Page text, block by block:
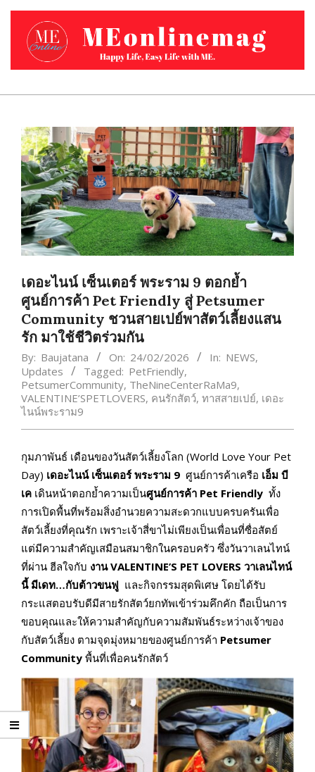
Skip
content
Primary
Menu
เดอะไนน์ เซ็นเตอร์ พระราม 9 ตอกย้ำ
ศูนย์การค้า Pet Friendly สู่ Petsumer
Community ชวนสายเปย์พาสัตว์เลี้ยงแสน
รัก มาใช้ชีวิตร่วมกัน
By: Baujatana On: 24/02/2026 In: NEWS,
Updates
Tagged: PetFriendly,
PetsumerCommunity, TheNineCenterRaMa9,
VALENTINE’SPETLOVERS, คนรักสัตว์, ทาสสายเปย์, เดอะ
ไนน์พระราม9
กุมภาพันธ์ เดือนของวันสัตว์เลี้ยงโลก (World Love Your Pet
Day) เดอะไนน์ เซ็นเตอร์ พระราม 9 ศูนย์การค้าเครือ เอ็ม บี
เค เดินหน้าตอกย้ำความเป็นศูนย์การค้า Pet Friendly ทั้ง
การเปิดพื้นที่พร้อมสิ่งอำนวยความสะดวกแบบครบครันเพื่อ
สัตว์เลี้ยงที่คุณรัก เพราะเจ้าสี่ขาไม่เพียงเป็นเพื่อนที่ซื่อสัตย์
แต่มีความสำคัญเสมือนสมาชิกในครอบครัว ซึ่งวันวาเลนไทน์
ที่ผ่าน ฮีลใจกับ งานVALENTINE’S PET LOVERS วาเลนไทน์
นี้ มีเดท…กับต้าวขนฟู และกิจกรรมสุดพิเศษ โดยได้รับ
กระแสตอบรับดีมีสายรักสัตว์ยกทัพเข้าร่วมคึกคัก ถือเป็นการ
ขอบคุณและให้ความสำคัญกับความสัมพันธ์ระหว่างเจ้าของ
กับสัตว์เลี้ยง ตามจุดมุ่งหมายของศูนย์การค้า Petsumer
Community พื้นที่เพื่อคนรักสัตว์